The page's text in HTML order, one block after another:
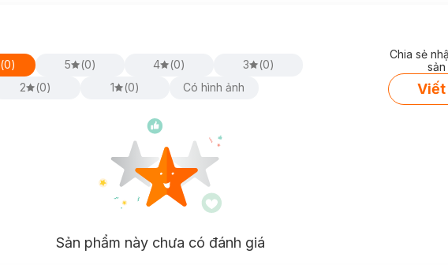
(0) 5 (0) 4 (0) 3 (0)
2
(0) 1 (0) Có hình ảnh
Chia sẻ
Viết
Sản phẩm này chưa có đánh giá